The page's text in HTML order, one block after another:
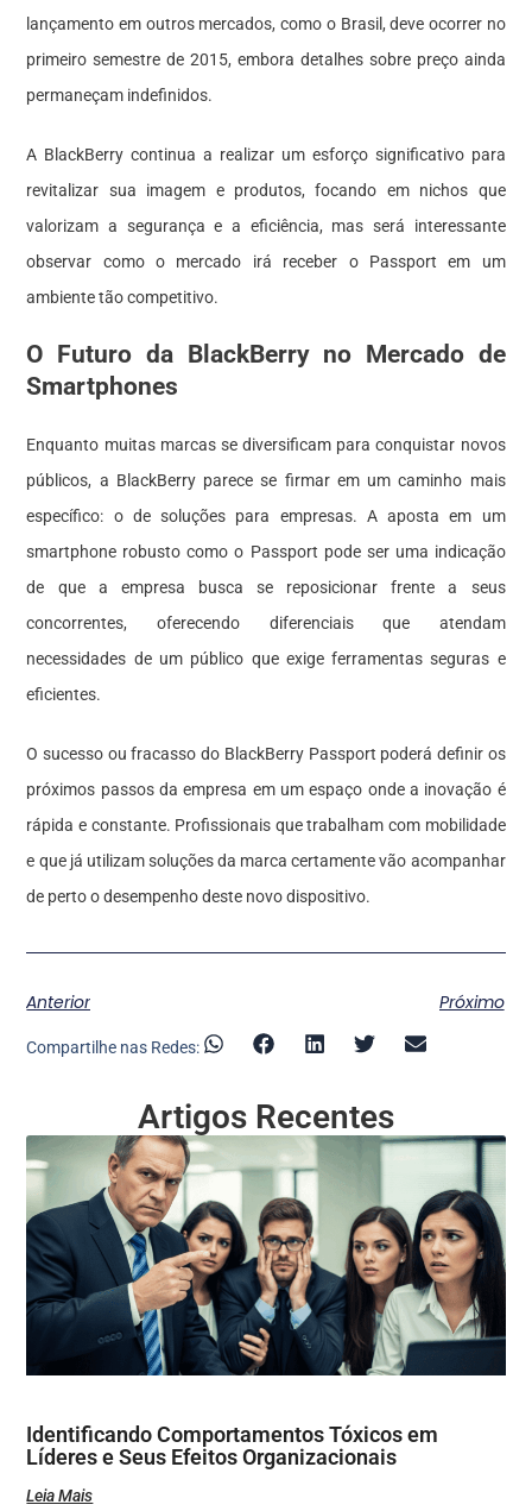
lançamento em outros mercados, como o Brasil, deve ocorrer no
primeiro semestre de 2015, embora detalhes sobre preço ainda
permaneçam indefinidos.
A BlackBerry continua a realizar um esforço significativo para
revitalizar sua imagem e produtos, focando em nichos que
valorizam a segurança e a eficiência, mas será interessante
observar como o mercado irá receber o Passport em um
ambiente tão competitivo.
O Futuro da BlackBerry no Mercado de
Smartphones
Enquanto muitas marcas se diversificam para conquistar novos
públicos, a BlackBerry parece se firmar em um caminho mais
específico: o de soluções para empresas. A aposta em um
smartphone robusto como o Passport pode ser uma indicação
de que a empresa busca se reposicionar frente a seus
concorrentes, oferecendo diferenciais que atendam
necessidades de um público que exige ferramentas seguras e
eficientes.
O sucesso ou fracasso do BlackBerry Passport poderá definir os
próximos passos da empresa em um espaço onde a inovação é
rápida e constante. Profissionais que trabalham com mobilidade
e que já utilizam soluções da marca certamente vão acompanhar
de perto o desempenho deste novo dispositivo.
Anterior Próximo
Compartilhe nas Redes:
Artigos Recentes
Identificando Comportamentos Tóxicos em
Líderes e Seus Efeitos Organizacionais
Leia Mais